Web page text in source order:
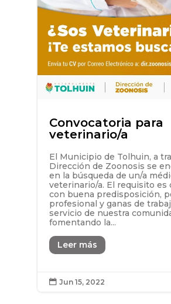
Convocatoria para
veterinario/a
El Municipio de Tolhuin, a
Dirección de Zoonosis se
en la búsqueda de un/a
veterinario/a. El requisito es
con buena predisposición,
profesional y ganas de
servicio de nuestra
fomentando la...
Leer más
 Jun 15, 2022